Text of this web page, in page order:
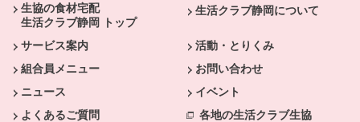
生協の食材宅配
生活クラブ静岡 トップ
生活クラブ静岡について
サービス案内
活動・とりくみ
組合員メニュー
お問い合わせ
ニュース
イベント
よくあるご質問
各地の生活クラブ生協